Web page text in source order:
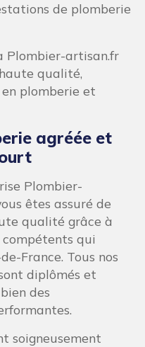
de plomberie
Plombier-artisan.fr
qualité,
en plomberie et
agréée et
Plombier-
êtes assuré de
qualité grâce à
qui
France. Tous nos
diplômés et
des
soigneusement